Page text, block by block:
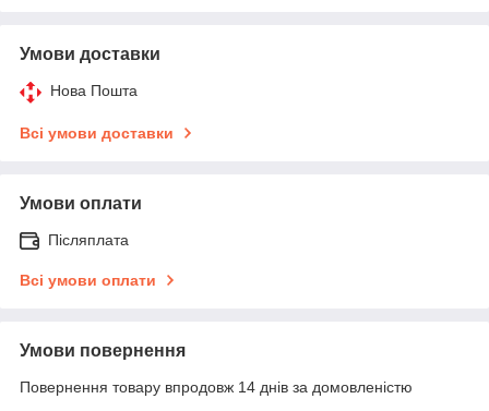
Умови доставки
Нова Пошта
Всі умови доставки
Умови оплати
Післяплата
Всі умови оплати
Умови повернення
Повернення товару впродовж 14 днів за домовленістю